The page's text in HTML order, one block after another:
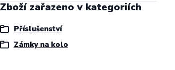
Zboží zařazeno v kategoriích
Příslušenství
Zámky na kolo